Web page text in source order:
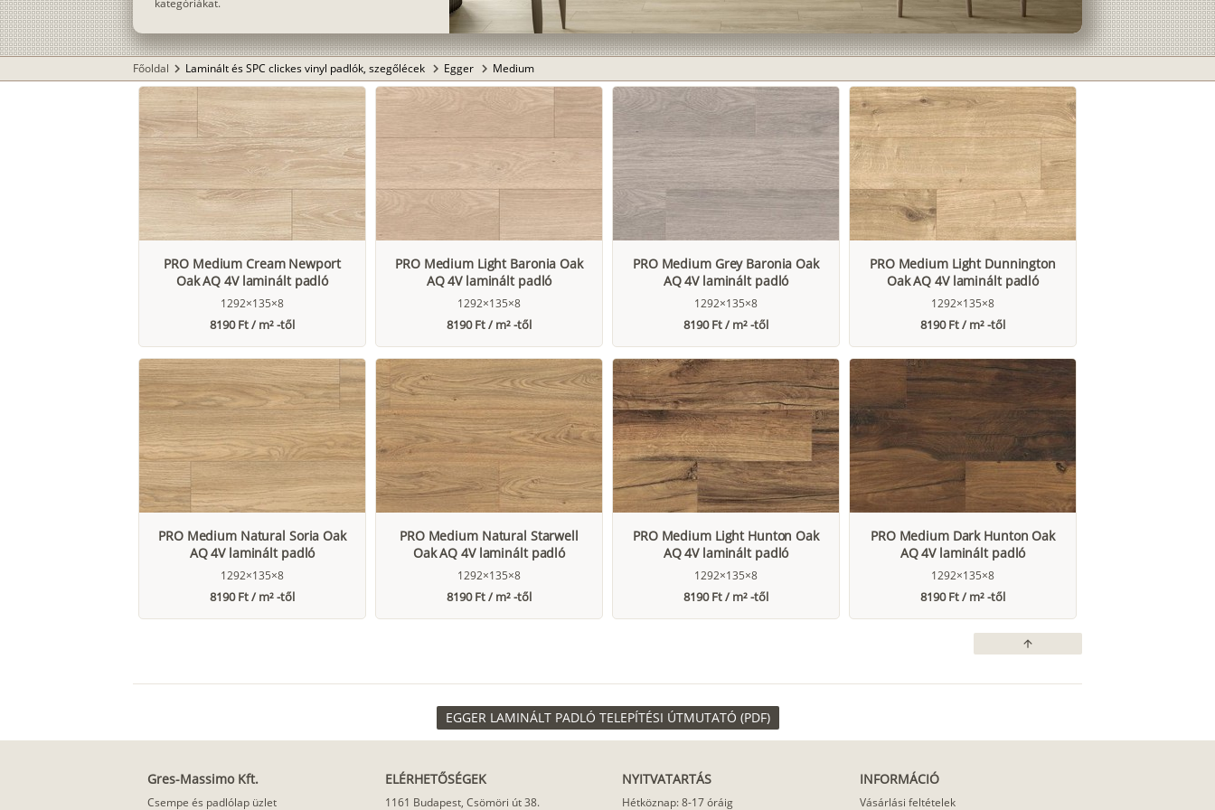
kategóriákat.
Főoldal chevron_right Laminált és SPC clickes vinyl padlók, szegőlécek chevron_right Egger chevron_right Medium
PRO Medium Cream Newport
Oak AQ 4V laminált padló
1292×135×8
8190 Ft / m² -től
PRO Medium Light Baronia Oak
AQ 4V laminált padló
1292×135×8
8190 Ft / m² -től
PRO Medium Grey Baronia Oak
AQ 4V laminált padló
1292×135×8
8190 Ft / m² -től
PRO Medium Light Dunnington
Oak AQ 4V laminált padló
1292×135×8
8190 Ft / m² -től
PRO Medium Natural Soria Oak
AQ 4V laminált padló
1292×135×8
8190 Ft / m² -től
PRO Medium Natural Starwell
Oak AQ 4V laminált padló
1292×135×8
8190 Ft / m² -től
PRO Medium Light Hunton Oak
AQ 4V laminált padló
1292×135×8
8190 Ft / m² -től
PRO Medium Dark Hunton Oak
AQ 4V laminált padló
1292×135×8
8190 Ft / m² -től
arrow_upward
EGGER LAMINÁLT PADLÓ TELEPÍTÉSI ÚTMUTATÓ (PDF)
Gres-Massimo Kft.
Csempe és padlólap üzlet
ELÉRHETŐSÉGEK
1161 Budapest, Csömöri út 38.
NYITVATARTÁS
Hétköznap: 8-17 óráig
INFORMÁCIÓ
Vásárlási feltételek